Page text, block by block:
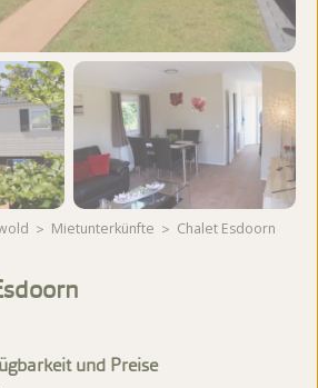
Mietunterkünfte Chalet Esdoorn
und Preise